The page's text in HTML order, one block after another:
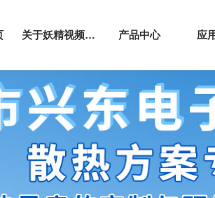
关于妖精视频网站下载 产品中心 应